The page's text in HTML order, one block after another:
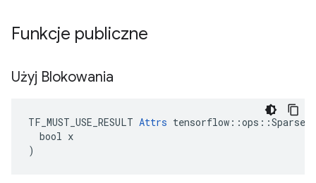
Funkcje publiczne
Użyj Blokowania
TF_MUST_USE_RESULT Attrs
  bool x
)